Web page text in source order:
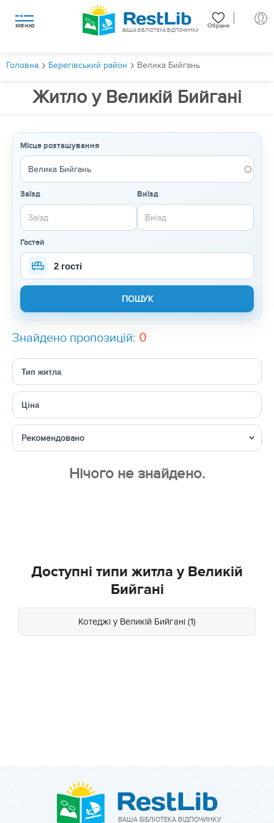
меню Обране
ВАША БІБЛІОТЕКА ВІДПОЧИНКУ
Головна Берегівський район Велика Бийгань
Житло у Великій Бийгані
Місце розташування
Заїзд Виїзд
Гостей
2 гості
Знайдено пропозицій: 0
Тип житла
Ціна
Сортувати
Нічого не знайдено.
Доступні типи житла у Великій
Бийгані
Котеджі у Великій Бийгані (1)
ВАША БІБЛІОТЕКА ВІДПОЧИНКУ